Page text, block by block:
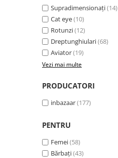
Pilote cu blăniță
Supradimensionați(14)
Cat eye(10)
Rotunzi(12)
Dreptunghiulari(68)
Aviator(19)
Vezi mai multe
PRODUCATORI
inbazaar(177)
PENTRU
Femei(58)
Bărbați(43)